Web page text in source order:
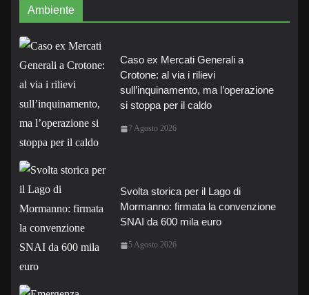
Ambiente
Caso ex Mercati Generali a
Crotone: al via i rilievi
sull’inquinamento, ma l’operazione
si stoppa per il caldo
7 Agosto 2026
Svolta storica per il Lago di
Mormanno: firmata la convenzione
SNAI da 600 mila euro
5 Agosto 2026